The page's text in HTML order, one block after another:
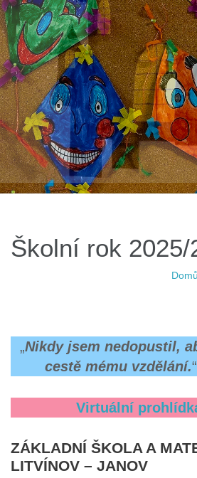
Školní rok 2025/
Domů
„Nikdy jsem nedopustil,
cestě mému vzdělání.
Virtuální
ZÁKLADNÍ ŠKOLA A
LITVÍNOV – JANOV